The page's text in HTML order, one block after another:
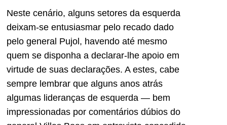
Neste cenário, alguns setores da esquerda
deixam-se entusiasmar pelo recado dado
pelo general Pujol, havendo até mesmo
quem se disponha a declarar-lhe apoio em
virtude de suas declarações. A estes, cabe
sempre lembrar que alguns anos atrás
algumas lideranças de esquerda — bem
impressionadas por comentários dúbios do